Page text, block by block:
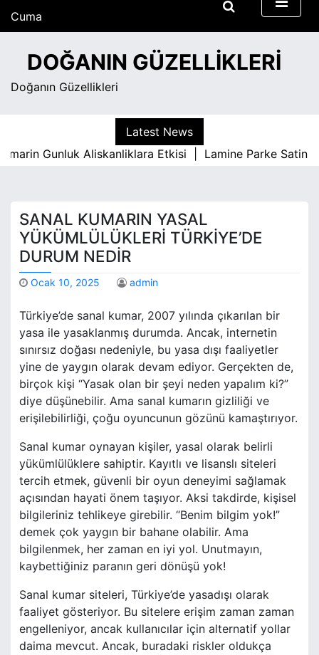
Cuma
Ağustos 7, 2026
11:52 am
DOĞANIN GÜZELLIKLERI
Doğanın Güzellikleri
Latest News
Gunluk Aliskanliklara Etkisi |
Lamine Parke Satin
SANAL KUMARIN YASAL
YÜKÜMLÜLÜKLERI TÜRKIYE’DE
DURUM NEDIR
Ocak 10, 2025 admin
Türkiye’de sanal kumar, 2007 yılında çıkarılan bir
yasa ile yasaklanmış durumda. Ancak, internetin
sınırsız doğası nedeniyle, bu yasa dışı faaliyetler
yine de yaygın olarak devam ediyor. Gerçekten de,
birçok kişi “Yasak olan bir şeyi neden yapalım ki?”
diye düşünebilir. Ama sanal kumarın gizliliği ve
erişilebilirliği, çoğu oyuncunun gözünü kamaştırıyor.
Sanal kumar oynayan kişiler, yasal olarak belirli
yükümlülüklere sahiptir. Kayıtlı ve lisanslı siteleri
tercih etmek, güvenli bir oyun deneyimi sağlamak
açısından hayati önem taşıyor. Aksi takdirde, kişisel
bilgileriniz tehlikeye girebilir. “Benim bilgim yok!”
demek çok yaygın bir bahane olabilir. Ama
bilgilenmek, her zaman en iyi yol. Unutmayın,
kaybettiğiniz paranın geri dönüşü yok!
Sanal kumar siteleri, Türkiye’de yasadışı olarak
faaliyet gösteriyor. Bu sitelere erişim zaman zaman
engelleniyor, ancak kullanıcılar için alternatif yollar
daima mevcut. Ancak, buradaki riskler oldukça